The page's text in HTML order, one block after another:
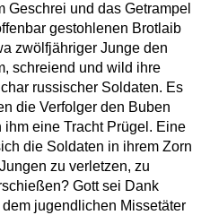
Geschrei und das Getrampel
gestohlenen Brotlaib
zwölfjähriger Junge den
schreiend und wild ihre
russischer Soldaten. Es
die Verfolger den Buben
eine Tracht Prügel. Eine
die Soldaten in ihrem Zorn
zu verletzen, zu
Gott sei Dank
jugendlichen Missetäter